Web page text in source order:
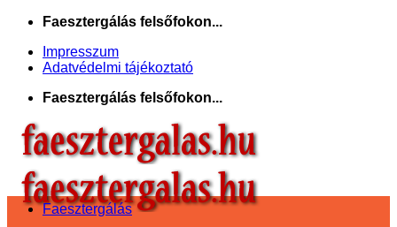
Skip
content
Faesztergálás felsőfokon...
Impresszum
Adatvédelmi tájékoztató
Faesztergálás felsőfokon...
Faesztergálás